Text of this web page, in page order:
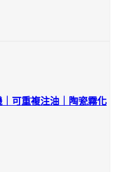
可重複注油｜陶瓷霧化